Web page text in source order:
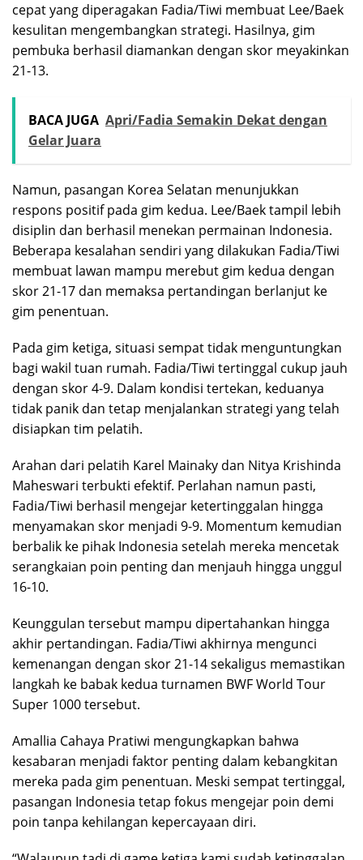
cepat yang diperagakan Fadia/Tiwi membuat Lee/Baek
kesulitan mengembangkan strategi. Hasilnya, gim
pembuka berhasil diamankan dengan skor meyakinkan
21-13.
BACA JUGA Apri/Fadia Semakin Dekat dengan
Gelar Juara
Namun, pasangan Korea Selatan menunjukkan
respons positif pada gim kedua. Lee/Baek tampil lebih
disiplin dan berhasil menekan permainan Indonesia.
Beberapa kesalahan sendiri yang dilakukan Fadia/Tiwi
membuat lawan mampu merebut gim kedua dengan
skor 21-17 dan memaksa pertandingan berlanjut ke
gim penentuan.
Pada gim ketiga, situasi sempat tidak menguntungkan
bagi wakil tuan rumah. Fadia/Tiwi tertinggal cukup jauh
dengan skor 4-9. Dalam kondisi tertekan, keduanya
tidak panik dan tetap menjalankan strategi yang telah
disiapkan tim pelatih.
Arahan dari pelatih Karel Mainaky dan Nitya Krishinda
Maheswari terbukti efektif. Perlahan namun pasti,
Fadia/Tiwi berhasil mengejar ketertinggalan hingga
menyamakan skor menjadi 9-9. Momentum kemudian
berbalik ke pihak Indonesia setelah mereka mencetak
serangkaian poin penting dan menjauh hingga unggul
16-10.
Keunggulan tersebut mampu dipertahankan hingga
akhir pertandingan. Fadia/Tiwi akhirnya mengunci
kemenangan dengan skor 21-14 sekaligus memastikan
langkah ke babak kedua turnamen BWF World Tour
Super 1000 tersebut.
Amallia Cahaya Pratiwi mengungkapkan bahwa
kesabaran menjadi faktor penting dalam kebangkitan
mereka pada gim penentuan. Meski sempat tertinggal,
pasangan Indonesia tetap fokus mengejar poin demi
poin tanpa kehilangan kepercayaan diri.